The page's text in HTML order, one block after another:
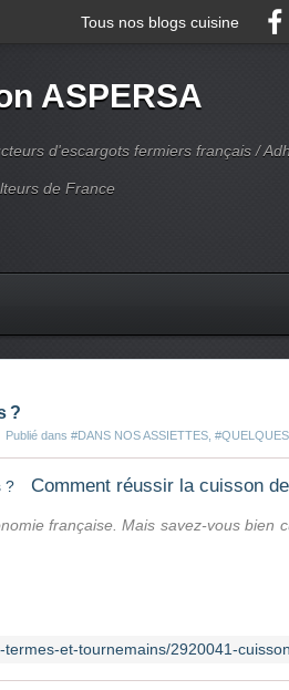
Tous nos blogs cuisine
ASPERSA
d'escargots fermiers français /
de France
?
Publié dans #DANS NOS ASSIETTES
française. Mais savez-vous bien